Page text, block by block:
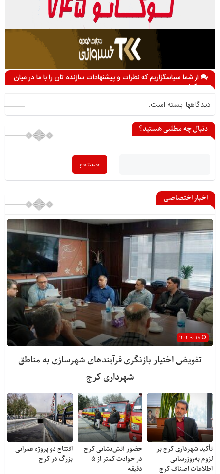
از شما سپاسگزاریم که نظرات و پیشنهادات سازنده تان را با ما در میان
می گذارید
دیدگاهها بسته است.
دنبال چه مطلبی هستید؟
اخبار اختصاصی
تفویض اختیار بازنگری فرآیندهای شهرسازی به مناطق
شهرداری کرج
تأکید شهرداری کرج بر
لزوم به‌روزرسانی
اطلاعات اصناف کرج
حضور آتش‌نشانی کرج
در حوادث کمتر از ۵
دقیقه
افتتاح دو پروژه عمرانی
بزرگ در کرج